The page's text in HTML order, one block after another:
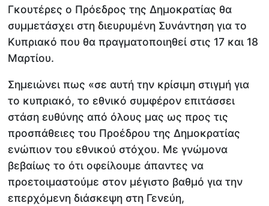
Γκουτέρες ο Πρόεδρος της Δημοκρατίας θα
συμμετάσχει στη διευρυμένη Συνάντηση για το
Κυπριακό που θα πραγματοποιηθεί στις 17 και 18
Μαρτίου.
Σημειώνει πως «σε αυτή την κρίσιμη στιγμή για
το κυπριακό, το εθνικό συμφέρον επιτάσσει
στάση ευθύνης από όλους μας ως προς τις
προσπάθειες του Προέδρου της Δημοκρατίας
ενώπιον του εθνικού στόχου. Με γνώμονα
βεβαίως το ότι οφείλουμε άπαντες να
προετοιμαστούμε στον μέγιστο βαθμό για την
επερχόμενη διάσκεψη στη Γενεύη,